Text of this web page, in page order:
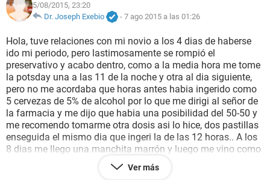
BIENESTAR
SEXUALIDAD
GLOSARIO
5/08/2015, 23:20
Dr. Joseph Exebio
-7 ago 2015 a las 01:26
Hola, tuve relaciones con mi novio a los 4 dias de haberse
ido mi periodo, pero lastimosamente se rompió el
preservativo y acabo dentro, como a la media hora me tome
la potsday una a las 11 de la noche y otra al dia siguiente,
pero no me acordaba que horas antes habia ingerido como
5 cervezas de 5% de alcohol por lo que me dirigi al señor de
la farmacia y me dijo que habia una posibilidad del 50-50 y
me recomendo tomarme otra dosis asi lo hice, dos pastillas
enseguida el mismo dia que ingeri la de las 12 horas.. A los
8 dias me llego una manchita marrón y luego me vino como
especie de mi periodo duro 5 dias y me sentia dolor en los
ovarios como si fuera mi periodo. A las tres semanas me
Ver más